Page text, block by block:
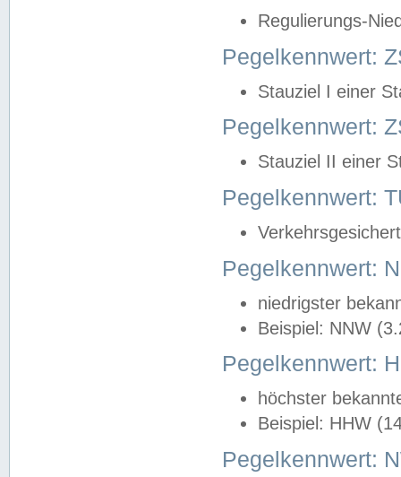
Regulierungs-
Pegelkennwert:
Stauziel I einer
Pegelkennwert:
Stauziel II einer
Pegelkennwert:
Pegelkennwert:
niedrigster
Beispiel: NNW
Pegelkennwert:
höchster
Beispiel: HHW
Pegelkennwert: